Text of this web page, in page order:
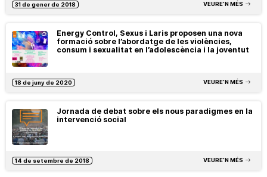
31 de gener de 2018 VEURE’N MÉS
Energy Control, Sexus i Laris proposen una nova
formació sobre l’abordatge de les violències,
consum i sexualitat en l’adolescència i la joventut
18 de juny de 2020 VEURE’N MÉS
Jornada de debat sobre els nous paradigmes en la
intervenció social
14 de setembre de 2018 VEURE’N MÉS